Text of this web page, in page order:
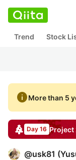
Trend Stock
infoMore than 5
Day 16 Project
@usk81 (